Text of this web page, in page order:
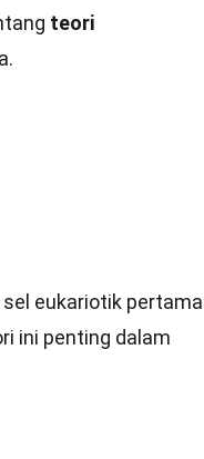
teori
eukariotik pertama
ini penting dalam